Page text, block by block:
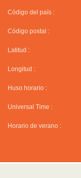
Código del país :
Código postal :
Latitud :
Longitud :
Huso horario :
Universal Time :
Horario de verano :